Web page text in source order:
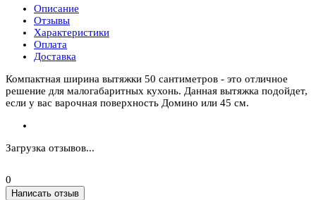
Описание
Отзывы
Характеристики
Оплата
Доставка
Компактная ширина вытяжки 50 сантиметров - это отличное
решение для малогабаритных кухонь. Данная вытяжка подойдет,
если у вас варочная поверхность Домино или 45 см.
Загрузка отзывов...
0
Написать отзыв